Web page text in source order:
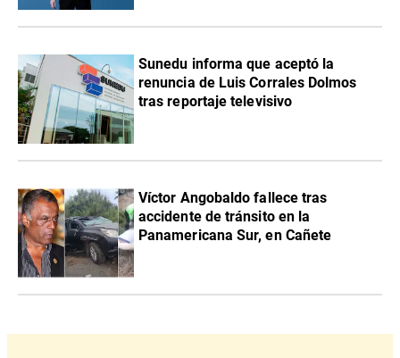
Sunedu informa que aceptó la
renuncia de Luis Corrales Dolmos
tras reportaje televisivo
Víctor Angobaldo fallece tras
accidente de tránsito en la
Panamericana Sur, en Cañete